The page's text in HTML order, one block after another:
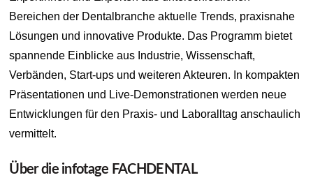
Bereichen der Dentalbranche aktuelle Trends, praxisnahe
Lösungen und innovative Produkte. Das Programm bietet
spannende Einblicke aus Industrie, Wissenschaft,
Verbänden, Start-ups und weiteren Akteuren. In kompakten
Präsentationen und Live-Demonstrationen werden neue
Entwicklungen für den Praxis- und Laboralltag anschaulich
vermittelt.
Über die infotage FACHDENTAL